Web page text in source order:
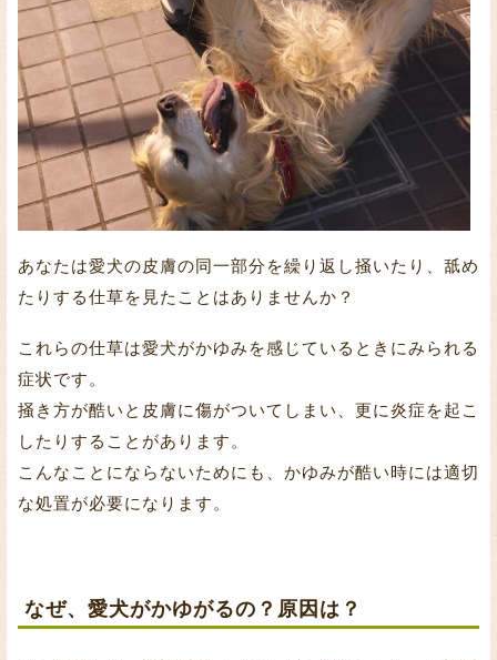
あなたは愛犬の皮膚の同一部分を繰り返し掻いたり、舐め
たりする仕草を見たことはありませんか？
これらの仕草は愛犬がかゆみを感じているときにみられる
症状です。
掻き方が酷いと皮膚に傷がついてしまい、更に炎症を起こ
したりすることがあります。
こんなことにならないためにも、かゆみが酷い時には適切
な処置が必要になります。
なぜ、愛犬がかゆがるの？原因は？